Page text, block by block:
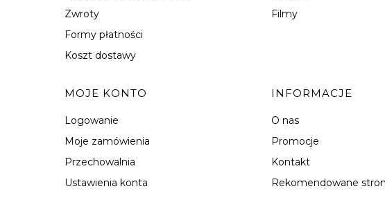
Zwroty
Formy płatności
Koszt dostawy
Filmy
MOJE KONTO
Logowanie
Moje zamówienia
Przechowalnia
Ustawienia konta
INFORMACJE
O nas
Promocje
Kontakt
Rekomendowane